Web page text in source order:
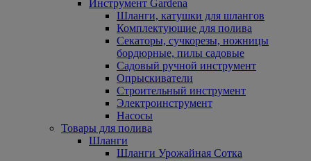
Инструмент Gardena
Шланги, катушки для шлангов
Комплектующие для полива
Секаторы, сучкорезы, ножницы
бордюрные, пилы садовые
Садовый ручной инструмент
Опрыскиватели
Строительный инструмент
Электроинструмент
Насосы
Товары для полива
Шланги
Шланги Урожайная Сотка